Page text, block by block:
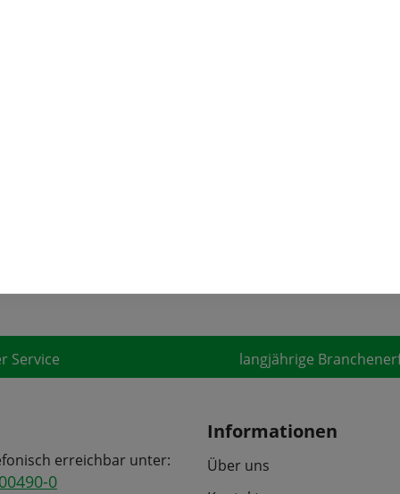
White Gold F1
Typ mit kegelförmigen
und feinem Geschmack.
€*
Kochen ihre frische
Gemüsebeet. Die
Service langjährige
erreichbar unter:
0
Informationen
Über uns